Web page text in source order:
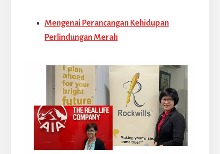
Mengenai Perancangan Kehidupan
Perlindungan Merah